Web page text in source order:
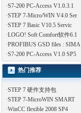
·S7-200 PC-Access V1.0.3.1
·STEP 7-Micro/WIN V4.0 Ser
·STEP 7 Basic V10.5 Servic
·LOGO! Soft Comfort软件6.1
·PROFIBUS GSD files : SIMA
·S7-200 PC-Access V1.0 SP5
热门推荐
·STEP 7 硬件支持包
·STEP 7-MicroWIN SMART
·WinCC flexible 2008 SP4